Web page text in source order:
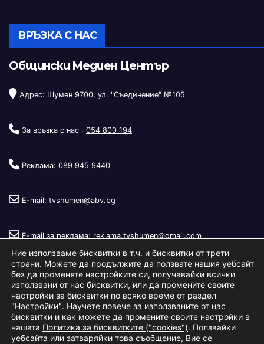
ВРЪЗКА С НАС
Общински Медиен Център
Адрес: Шумен 9700, ул. "Съединение" №105
За връзка с нас : 054 800 194
Реклама: 089 945 9440
E-mail: tvshumen@abv.bg
E-mail за реклама: reklama.tvshumen@gmail.com
Copyright © 2026Телевизия Шумен.|Изработка: S.I.T Solutions
Ltd.
Ние използваме бисквитки в т.ч. и бисквитки от трети
страни. Можете да продължите да ползвате нашия уебсайт
без да променяте настройките си, получавайки всички
използвани от нас бисквитки, или да промените своите
настройки за бисквитки по всяко време от раздел
"Настройки". Научете повече за използваните от нас
бисквитки и как можете да промените своите настройки в
нашата Политика за бисквитките ("cookies"). Ползвайки
уебсайта или затваряйки това съобщение, Вие се